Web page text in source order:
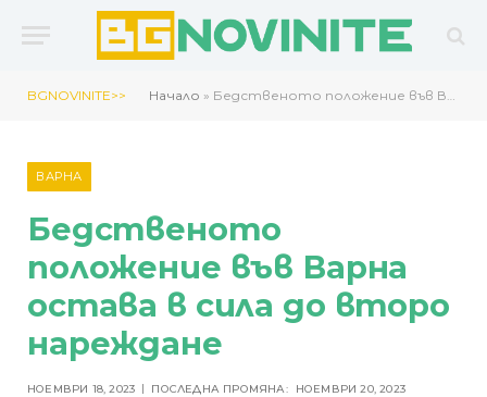
BGNOVINITE>> Начало » Бедственото положение във Варна остава в сила до второ нареждане
ВАРНА
Бедственото
положение във Варна
остава в сила до второ
нареждане
НОЕМВРИ 18, 2023 ПОСЛЕДНА ПРОМЯНА:
НОЕМВРИ 20, 2023